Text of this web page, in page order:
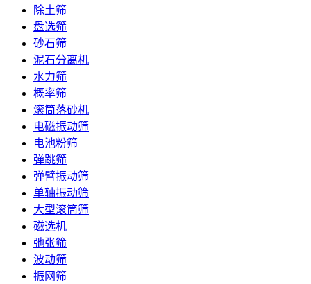
除土筛
盘选筛
砂石筛
泥石分离机
水力筛
概率筛
滚筒落砂机
电磁振动筛
电池粉筛
弹跳筛
弹臂振动筛
单轴振动筛
大型滚筒筛
磁选机
弛张筛
波动筛
振网筛